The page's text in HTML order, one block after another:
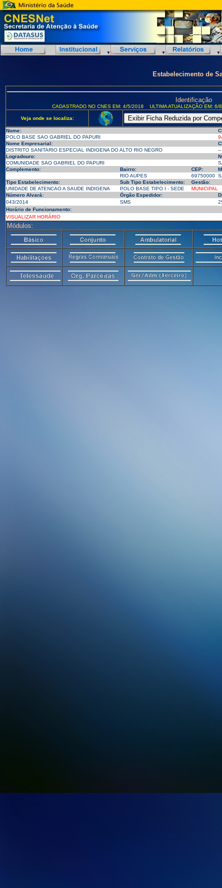
Estabelecimento de
Identificação
CADASTRADO NO CNES EM: 4/5/2018 ULTIMA ATUALIZAÇÃO EM:
Veja onde se localiza:
Nome:
POLO BASE SAO GABRIEL DO PAPURI
Nome Empresarial:
DISTRITO SANITARIO ESPECIAL INDIGENA DO ALTO RIO NEGRO
--
Logradouro:
COMUNIDADE SAO GABRIEL DO PAPURI
Complemento:
Bairro: CEP:
RIO AUPES
69750000
Tipo Estabelecimento:
Sub Tipo Estabelecimento:
Gestão:
UNIDADE DE ATENCAO A SAUDE INDIGENA
POLO BASE TIPO I - SEDE
MUNICIPAL
Número Alvará:
Órgão Expedidor:
043/2014
SMS
Horário de Funcionamento:
VISUALIZAR HORÁRIO
Módulos: